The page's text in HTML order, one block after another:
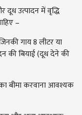
दूध उत्पादन में वृद्धि
–
गाय 8 लीटर या
की बियाई (दूध देने की
बीमा करवाना आवश्यक